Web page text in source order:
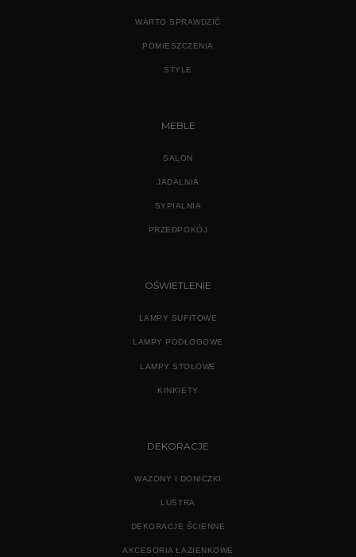
WARTO SPRAWDZIĆ
POMIESZCZENIA
STYLE
MEBLE
SALON
JADALNIA
SYPIALNIA
PRZEDPOKÓJ
OŚWIETLENIE
LAMPY SUFITOWE
LAMPY PODŁOGOWE
LAMPY STOŁOWE
KINKIETY
DEKORACJE
WAZONY I DONICZKI
LUSTRA
DEKORACJE ŚCIENNE
AKCESORIA ŁAZIENKOWE